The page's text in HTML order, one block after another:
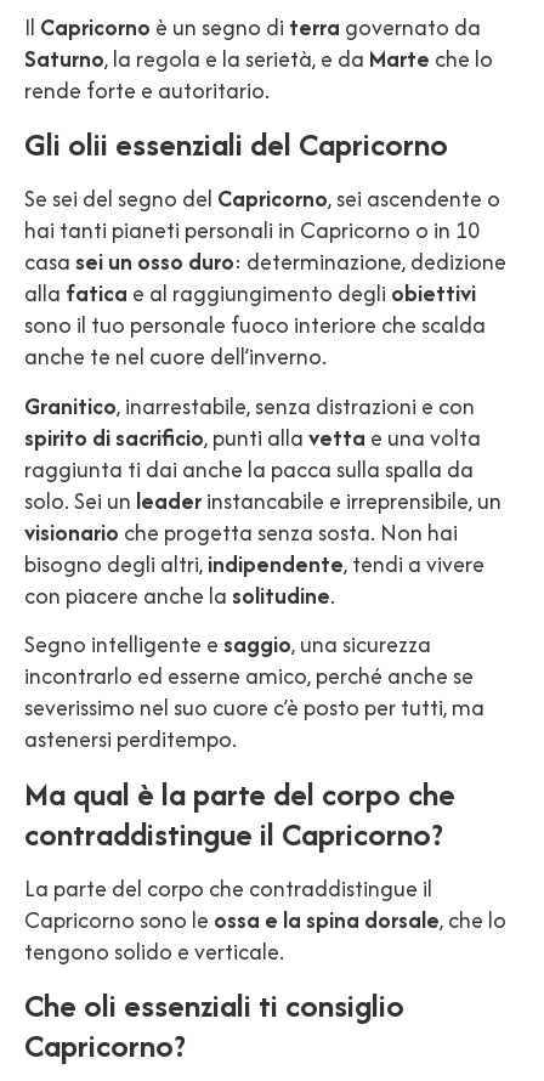
Il Capricorno è un segno di terra governato da
Saturno, la regola e la serietà, e da Marte che lo
rende forte e autoritario.
Gli olii essenziali del Capricorno
Se sei del segno del Capricorno, sei ascendente o
hai tanti pianeti personali in Capricorno o in 10
casa sei un osso duro: determinazione, dedizione
alla fatica e al raggiungimento degli obiettivi
sono il tuo personale fuoco interiore che scalda
anche te nel cuore dell’inverno.
Granitico, inarrestabile, senza distrazioni e con
spirito di sacrificio, punti allavetta e una volta
raggiunta ti dai anche la pacca sulla spalla da
solo. Sei un leaderinstancabile e irreprensibile, un
visionario che progetta senza sosta. Non hai
bisogno degli altri,indipendente, tendi a vivere
con piacere anche la solitudine.
Segno intelligente e saggio, una sicurezza
incontrarlo ed esserne amico, perché anche se
severissimo nel suo cuore c’è posto per tutti, ma
astenersi perditempo.
Ma qual è la parte del corpo che
contraddistingue il Capricorno?
La parte del corpo che contraddistingue il
Capricorno sono le ossa e la spina dorsale, che lo
tengono solido e verticale.
Che oli essenziali ti consiglio
Capricorno?